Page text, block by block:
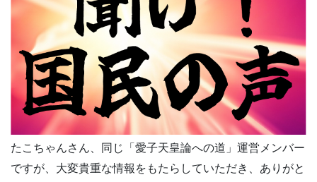
たこちゃんさん、同じ「愛子天皇論への道」運営メンバー
ですが、大変貴重な情報をもたらしていただき、ありがと